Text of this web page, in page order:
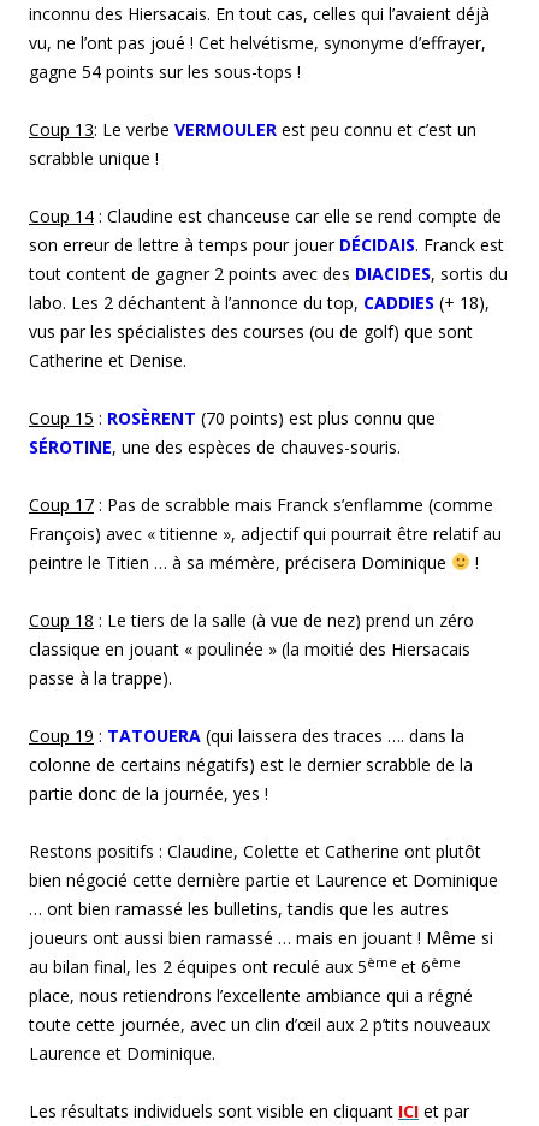
inconnu des Hiersacais. En tout cas, celles qui l’avaient déjà
vu, ne l’ont pas joué ! Cet helvétisme, synonyme d’effrayer,
gagne 54 points sur les sous-tops !
Coup 13: Le verbe VERMOULER est peu connu et c’est un
scrabble unique !
Coup 1 4 : Claudine est chanceuse car elle se rend compte de
son erreur de lettre à temps pour jouer DÉCIDAIS. Franck est
tout content de gagner 2 points avec des DIACIDES, sortis du
labo. Les 2 déchantent à l’annonce du top, CADDIES (+ 18),
vus par les spécialistes des courses (ou de golf) que sont
Catherine et Denise.
Coup 15 : ROSÈRENT (70 points) est plus connu que
SÉROTINE, une des espèces de chauves-souris.
Coup 1 7 : Pas de scrabble mais Franck s’enflamme (comme
François) avec « titienne », adjectif qui pourrait être relatif au
peintre le Titien … à sa mémère, précisera Dominique
!
Coup 18 : Le tiers de la salle (à vue de nez) prend un zéro
classique en jouant « poulinée » (la moitié des Hiersacais
passe à la trappe).
Coup 19 : TATOUERA (qui laissera des traces …. dans la
colonne de certains négatifs) est le dernier scrabble de la
partie donc de la journée, yes !
Restons positifs : Claudine, Colette et Catherine ont plutôt
bien négocié cette dernière partie et Laurence et Dominique
… ont bien ramassé les bulletins, tandis que les autres
joueurs ont aussi bien ramassé … mais en jouant ! Même si
au bilan final, les 2 équipes ont reculé aux 5ème et 6ème
place, nous retiendrons l’excellente ambiance qui a régné
toute cette journée, avec un clin d’œil aux 2 p’tits nouveaux
Laurence et Dominique.
Les résultats individuels sont visible en cliquant ICI et par